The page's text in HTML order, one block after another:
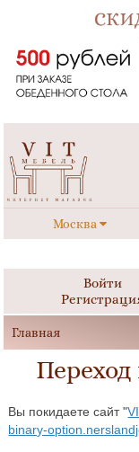
Москва
Войти
Вы покидаете сайт "
binary-